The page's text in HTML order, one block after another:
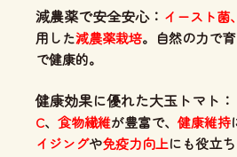
減農薬で安全安心： イースト菌
用した減農薬栽培。自然の力で
で健康的。
健康効果に優れた大玉トマト：
C、 食物繊維が豊富で、 健康維持
イジングや免疫力向上にも役立ち